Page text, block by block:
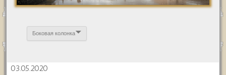
Боковая колонка
03.05.2020